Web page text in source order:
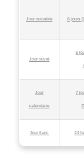
Jour ouvrable 6 jours
Jour ouvré
5
Jour
calendaire
7
Jour franc 24